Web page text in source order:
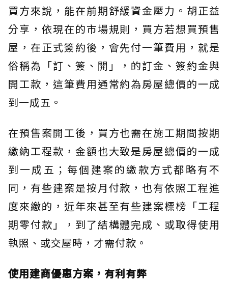
買方來說，能在前期舒緩資金壓力。胡正益
分享，依現在的市場規則，買方若想買預售
屋，在正式簽約後，會先付一筆費用，就是
俗稱為「訂、簽、開」，的訂金、簽約金與
開工款，這筆費用通常約為房屋總價的一成
到一成五。
在預售案開工後，買方也需在施工期間按期
繳納工程款，金額也大致是房屋總價的一成
到一成五；每個建案的繳款方式都略有不
同，有些建案是按月付款，也有依照工程進
度來繳的，近年來甚至有些建案標榜「工程
期零付款」，到了結構體完成、或取得使用
執照、或交屋時，才需付款。
使用建商優惠方案，有利有弊